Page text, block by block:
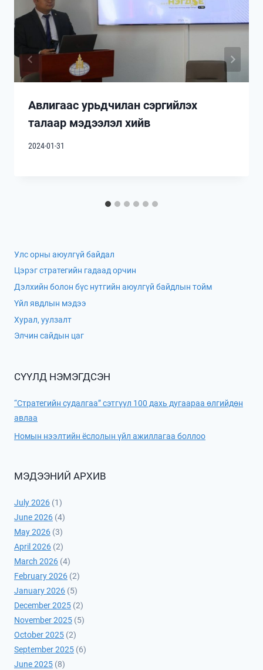
Авлигаас урьдчилан сэргийлэх
талаар мэдээлэл хийв
2024-01-31
Улс орны аюулгүй байдал
Цэрэг стратегийн гадаад орчин
Дэлхийн болон бүс нутгийн аюулгүй байдлын тойм
Үйл явдлын мэдээ
Хурал, уулзалт
Элчин сайдын цаг
СҮҮЛД НЭМЭГДСЭН
“Стратегийн судалгаа” сэтгүүл 100 дахь дугаараа өлгийдөн
авлаа
Номын нээлтийн ёслолын үйл ажиллагаа боллоо
МЭДЭЭНИЙ АРХИВ
July 2026 (1)
June 2026 (4)
May 2026 (3)
April 2026 (2)
March 2026 (4)
February 2026 (2)
January 2026 (5)
December 2025 (2)
November 2025 (5)
October 2025 (2)
September 2025 (6)
June 2025 (8)